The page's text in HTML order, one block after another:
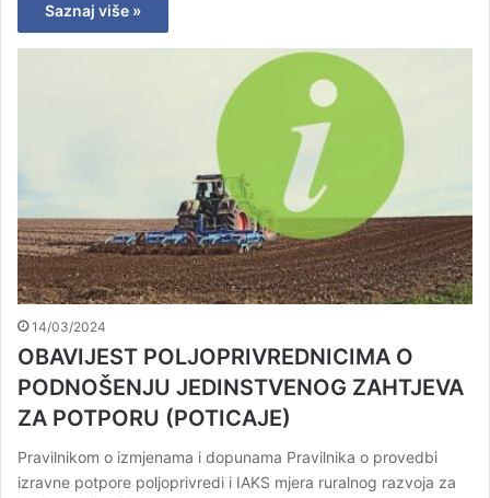
Saznaj više »
14/03/2024
OBAVIJEST POLJOPRIVREDNICIMA O
PODNOŠENJU JEDINSTVENOG ZAHTJEVA
ZA POTPORU (POTICAJE)
Pravilnikom o izmjenama i dopunama Pravilnika o provedbi
izravne potpore poljoprivredi i IAKS mjera ruralnog razvoja za